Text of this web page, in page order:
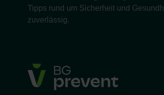
Tipps rund um Sicherheit und
zuverlässig.